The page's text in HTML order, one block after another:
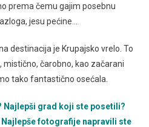
prema čemu gajim posebnu
jesu pećine…
destinacija je Krupajsko vrelo. To
mistično, čarobno, kao začarani
tako fantastično osećala.
Najlepši grad koji ste posetili?
fotografije napravili ste